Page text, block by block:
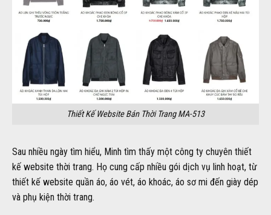
Thiết Kế Website Bán Thời Trang MA-513
Sau nhiều ngày tìm hiểu, Minh tìm thấy một công ty chuyên thiết
kế website thời trang. Họ cung cấp nhiều gói dịch vụ linh hoạt, từ
thiết kế website quần áo, áo vét, áo khoác, áo sơ mi đến giày dép
và phụ kiện thời trang.